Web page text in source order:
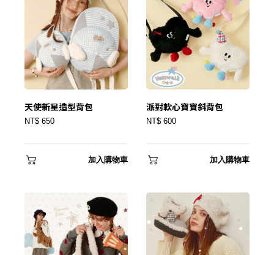
忘記密碼？
建立專屬帳號
我 要 註 冊
天使新星造型背包
NT$ 650
加入購物車
派對軟心寶寶斜背包
NT$ 600
加入購物車